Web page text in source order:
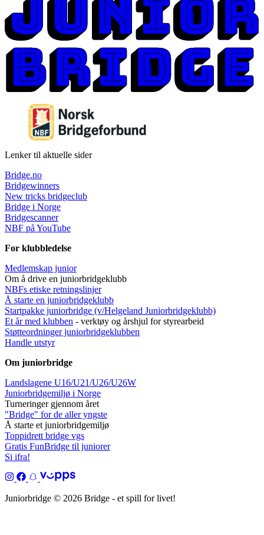
Lenker til aktuelle sider
Bridge.no
Bridgewinners
New tricks bridgeclub
Bridge i Norge
Bridgescanner
NBF på YouTube
For klubbledelse
Medlemskap junior
Om å drive en juniorbridgeklubb
NBFs etiske retningslinjer
Å starte en juniorbridgeklubb
Startpakke juniorbridge (v/Helgeland Juniorbridgeklubb)
Et år med klubben - verktøy og årshjul for styrearbeid
Støtteordninger juniorbridgeklubben
Handle utstyr
Om juniorbridge
Landslagene U16/U21/U26/U26W
Juniorbridgemiljø i Norge
Turneringer gjennom året
"Bridge" for de aller yngste
Å starte et juniorbridgemiljø
Toppidrett bridge vgs
Gratis FunBridge til juniorer
Si ifra!
Juniorbridge © 2026 Bridge - et spill for livet!